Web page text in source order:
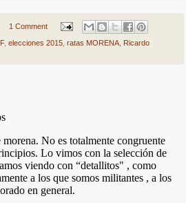
1 Comment
, elecciones 2015 ratas MORENA Ricardo